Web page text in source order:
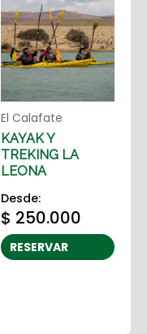
El Calafate
KAYAK Y
TREKING LA
LEONA
Desde:
$ 250.000
RESERVAR